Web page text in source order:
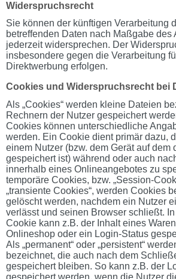
Widerspruchsrecht
Sie können der künftigen Verarbeitung
betreffenden Daten nach Maßgabe des
jederzeit widersprechen. Der
insbesondere gegen die Verarbeitung
Direktwerbung erfolgen.
Cookies und Widerspruchsrecht bei
Als „Cookies“ werden kleine Dateien
Rechnern der Nutzer gespeichert
Cookies können unterschiedliche
werden. Ein Cookie dient primär dazu,
einem Nutzer (bzw. dem Gerät auf dem
gespeichert ist) während oder auch
innerhalb eines Onlineangebotes zu
temporäre Cookies, bzw. „Session-
„transiente Cookies“, werden Cookies
gelöscht werden, nachdem ein Nutzer
verlässt und seinen Browser schließt.
Cookie kann z.B. der Inhalt eines
Onlineshop oder ein Login-Status
Als „permanent“ oder „persistent“
bezeichnet, die auch nach dem
gespeichert bleiben. So kann z.B. der
gespeichert werden, wenn die Nutzer